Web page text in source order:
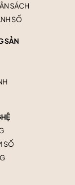
SÁCH
SỐ
SẢN
SỐ